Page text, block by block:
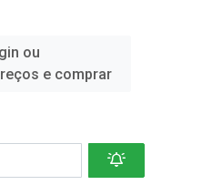
ou
e comprar